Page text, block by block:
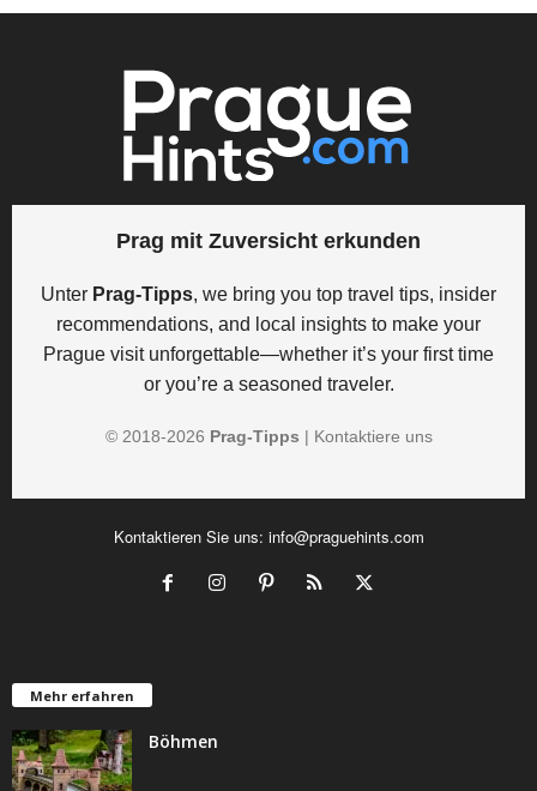
Prag mit Zuversicht erkunden
Unter Prag-Tipps, we bring you top travel tips, insider
recommendations, and local insights to make your
Prague visit unforgettable—whether it’s your first time
or you’re a seasoned traveler.
© 2018-2026 Prag-Tipps | Kontaktiere uns
Kontaktieren Sie uns: info@praguehints.com
Mehr erfahren
Böhmen